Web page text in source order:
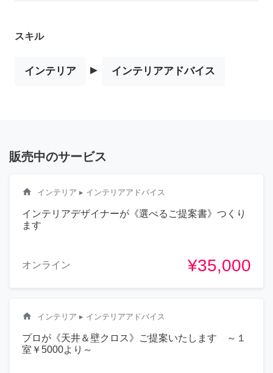
スキル
インテリア ▸ インテリアアドバイス
販売中のサービス
home インテリア ▸ インテリアアドバイス
インテリアデザイナーが《選べるご提案書》つくり
ます
オンライン ¥35,000
home インテリア ▸ インテリアアドバイス
プロが《天井＆壁クロス》ご提案いたします ～１
室￥5000より～